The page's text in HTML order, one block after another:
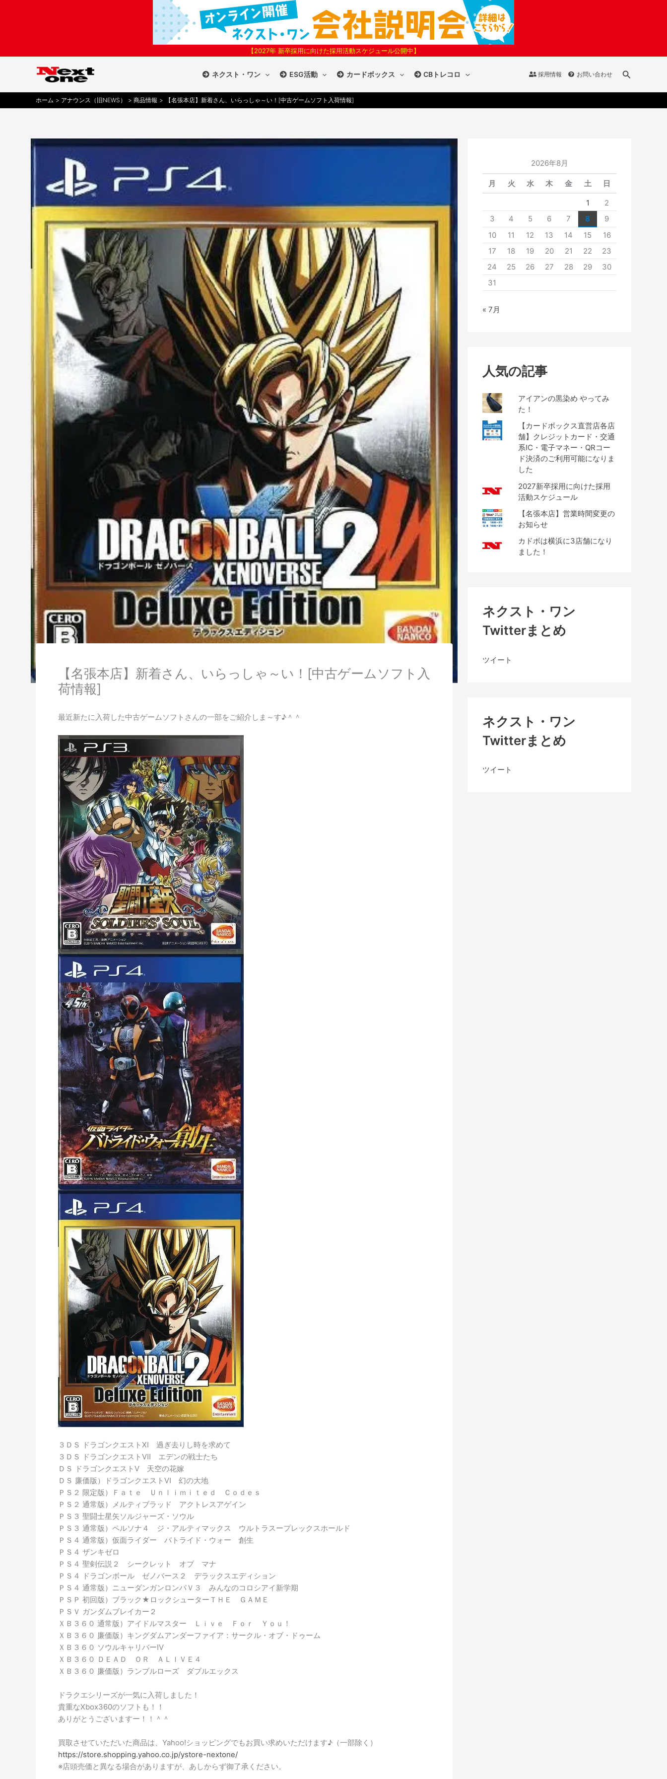
【2027年 新卒採用に向けた採用活動スケジュール公開中】
ネクスト・ワン ESG活動 カードボックス CBトレコロ 採用情報 お問い合わせ
検
ホーム アナウンス（旧NEWS） 商品情報 【名張本店】新着さん、いらっしゃ～い！[中古ゲームソフト入荷情報]
【名張本店】新着さん、いらっしゃ～い！[中古ゲームソフト入
荷情報]
最近新たに入荷した中古ゲームソフトさんの一部をご紹介しま～す♪＾＾
３ＤＳ ドラゴンクエストⅩⅠ 過ぎ去りし時を求めて
３ＤＳ ドラゴンクエストⅦ エデンの戦士たち
ＤＳ ドラゴンクエストⅤ 天空の花嫁
ＤＳ 廉価版）ドラゴンクエストⅥ 幻の大地
ＰＳ２ 限定版）Ｆａｔｅ Ｕｎｌｉｍｉｔｅｄ Ｃｏｄｅｓ
ＰＳ２ 通常版）メルティブラッド アクトレスアゲイン
ＰＳ３ 聖闘士星矢ソルジャーズ・ソウル
ＰＳ３ 通常版）ペルソナ４ ジ・アルティマックス ウルトラスープレックスホールド
ＰＳ４ 通常版）仮面ライダー バトライド・ウォー 創生
ＰＳ４ ザンキゼロ
ＰＳ４ 聖剣伝説２ シークレット オブ マナ
ＰＳ４ ドラゴンボール ゼノバース２ デラックスエディション
ＰＳ４ 通常版）ニューダンガンロンパＶ３ みんなのコロシアイ新学期
ＰＳＰ 初回版）ブラック★ロックシューターＴＨＥ ＧＡＭＥ
ＰＳＶ ガンダムブレイカー２
ＸＢ３６０ 通常版）アイドルマスター Ｌｉｖｅ Ｆｏｒ Ｙｏｕ！
ＸＢ３６０ 廉価版）キングダムアンダーファイア：サークル・オブ・ドゥーム
ＸＢ３６０ ソウルキャリバーⅣ
ＸＢ３６０ ＤＥＡＤ ＯＲ ＡＬＩＶＥ４
ＸＢ３６０ 廉価版）ランブルローズ ダブルエックス
ドラクエシリーズが一気に入荷しました！
貴重なXbox360のソフトも！！
ありがとうございますー！！＾＾
買取させていただいた商品は、Yahoo!ショッピングでもお買い求めいただけます♪（一部除く）
https://store.shopping.yahoo.co.jp/ystore-nextone/
※店頭売価と異なる場合がありますが、あしからず御了承ください。
2026年8月
月 火 水 木 金 土 日
1
2
3
4 5 6 7 8
9
10
11 12 13 14 15
16
17
18 19 20 21 22
23
24
25 26 27 28 29
30
31
« 7月
人気の記事
アイアンの黒染め やってみ
た！
【カードボックス直営店各店
舗】クレジットカード・交通
系IC・電子マネー・QRコー
ド決済のご利用可能になりま
した
2027新卒採用に向けた採用
活動スケジュール
【名張本店】営業時間変更の
お知らせ
カドボは横浜に3店舗になり
ました！
ネクスト・ワン
Twitterまとめ
ツイート
ネクスト・ワン
Twitterまとめ
ツイート